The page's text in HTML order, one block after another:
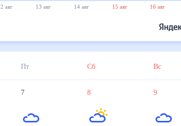
авг 13 авг 14 авг 15 авг 16 авг
Пт Сб Вс
7 8 9